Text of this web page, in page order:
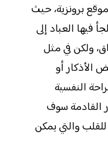
برونزية، حيث
فيها العباد إلى
ولكن في مثل
الأذكار أو
النفسية
القادمة سوف
والتي يمكن